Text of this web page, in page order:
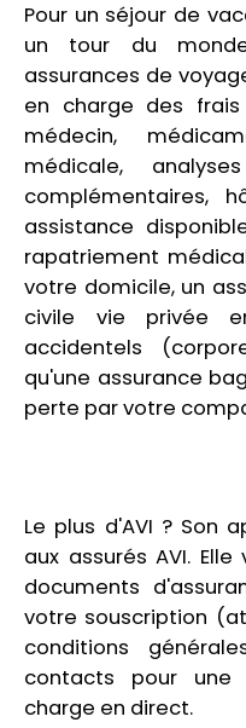
Pour un séjour de
un tour du
assurances de
en charge des frais
médecin,
médicale,
complémentaires,
assistance
rapatriement
votre domicile, un
civile vie privée
accidentels
qu'une assurance
perte par votre
Le plus d'AVI ? Son
aux assurés AVI.
documents
votre souscription
conditions
contacts pour
charge en direct.